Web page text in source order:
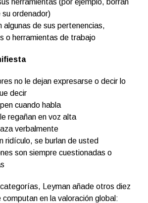
su ordenador)
algunas de sus pertenencias,
o herramientas de trabajo
no le dejan expresarse o decir lo
decir
cuando habla
regañan en voz alta
verbalmente
ridículo, se burlan de usted
son siempre cuestionadas o
Leyman añade otros diez
computan en la valoración global: